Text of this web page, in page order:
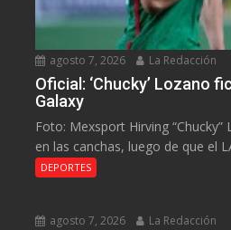
agosto 7, 2026 La Redacción
Oficial: ‘Chucky’ Lozano
Galaxy
Foto: Mexsport Hirving
en las canchas, luego de que el
DEPORTES
agosto 7, 2026 La Redacción